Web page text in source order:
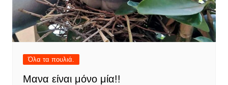
Όλα τα πουλιά.
Μανα είναι μόνο μία!!